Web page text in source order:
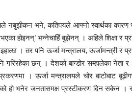
नबुझीकन भने, कतिपयले आफ्नो स्वार्थका
होइनन्’ भन्नेचाहिँ बुझेनन् । अहिले शिक्षा र
। तर पनि ऊर्जा मन्त्रालय, ऊर्जामन्त्री र
गरिरहेका छन् । देशको बाग्डोर सम्हालेका
। ऊर्जा मन्त्रालयले चोर बाटोबाट
हो भनेर जनतासमक्ष प्रस्टीकरण दिन सकेन ।